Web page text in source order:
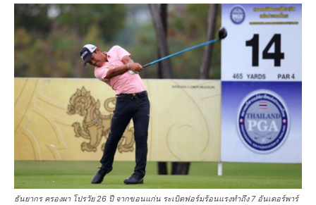
ธันยากร ครองผา โปรวัย 26 ปี จากขอนแก่น ระเบิดฟอร์มร้อนแรงทำถึง 7 อันเดอร์พาร์